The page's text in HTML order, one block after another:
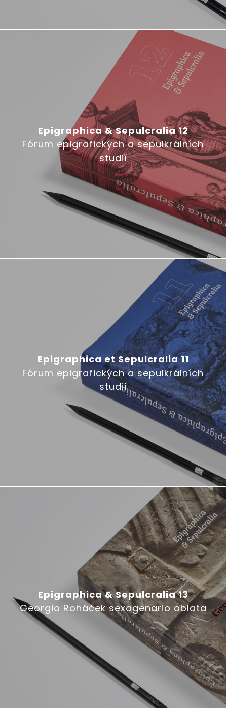
Epigraphica & Sepulcralia 12
Fórum epigrafických a sepulkrálních
studií
Epigraphica et Sepulcralia 11
Fórum epigrafických a sepulkrálních
studií
Epigraphica & Sepulcralia 13
Georgio Roháček sexagenario oblata